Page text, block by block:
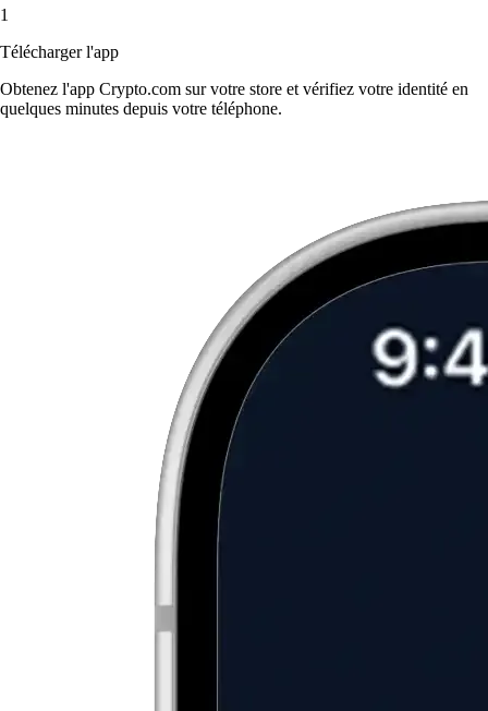
1
Télécharger l'app
Obtenez l'app Crypto.com sur votre store et vérifiez votre identité en
quelques minutes depuis votre téléphone.